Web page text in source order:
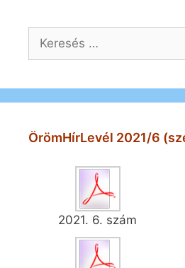
Keresés:
ÖrömHírLevél 2021/6
2021. 6. szám